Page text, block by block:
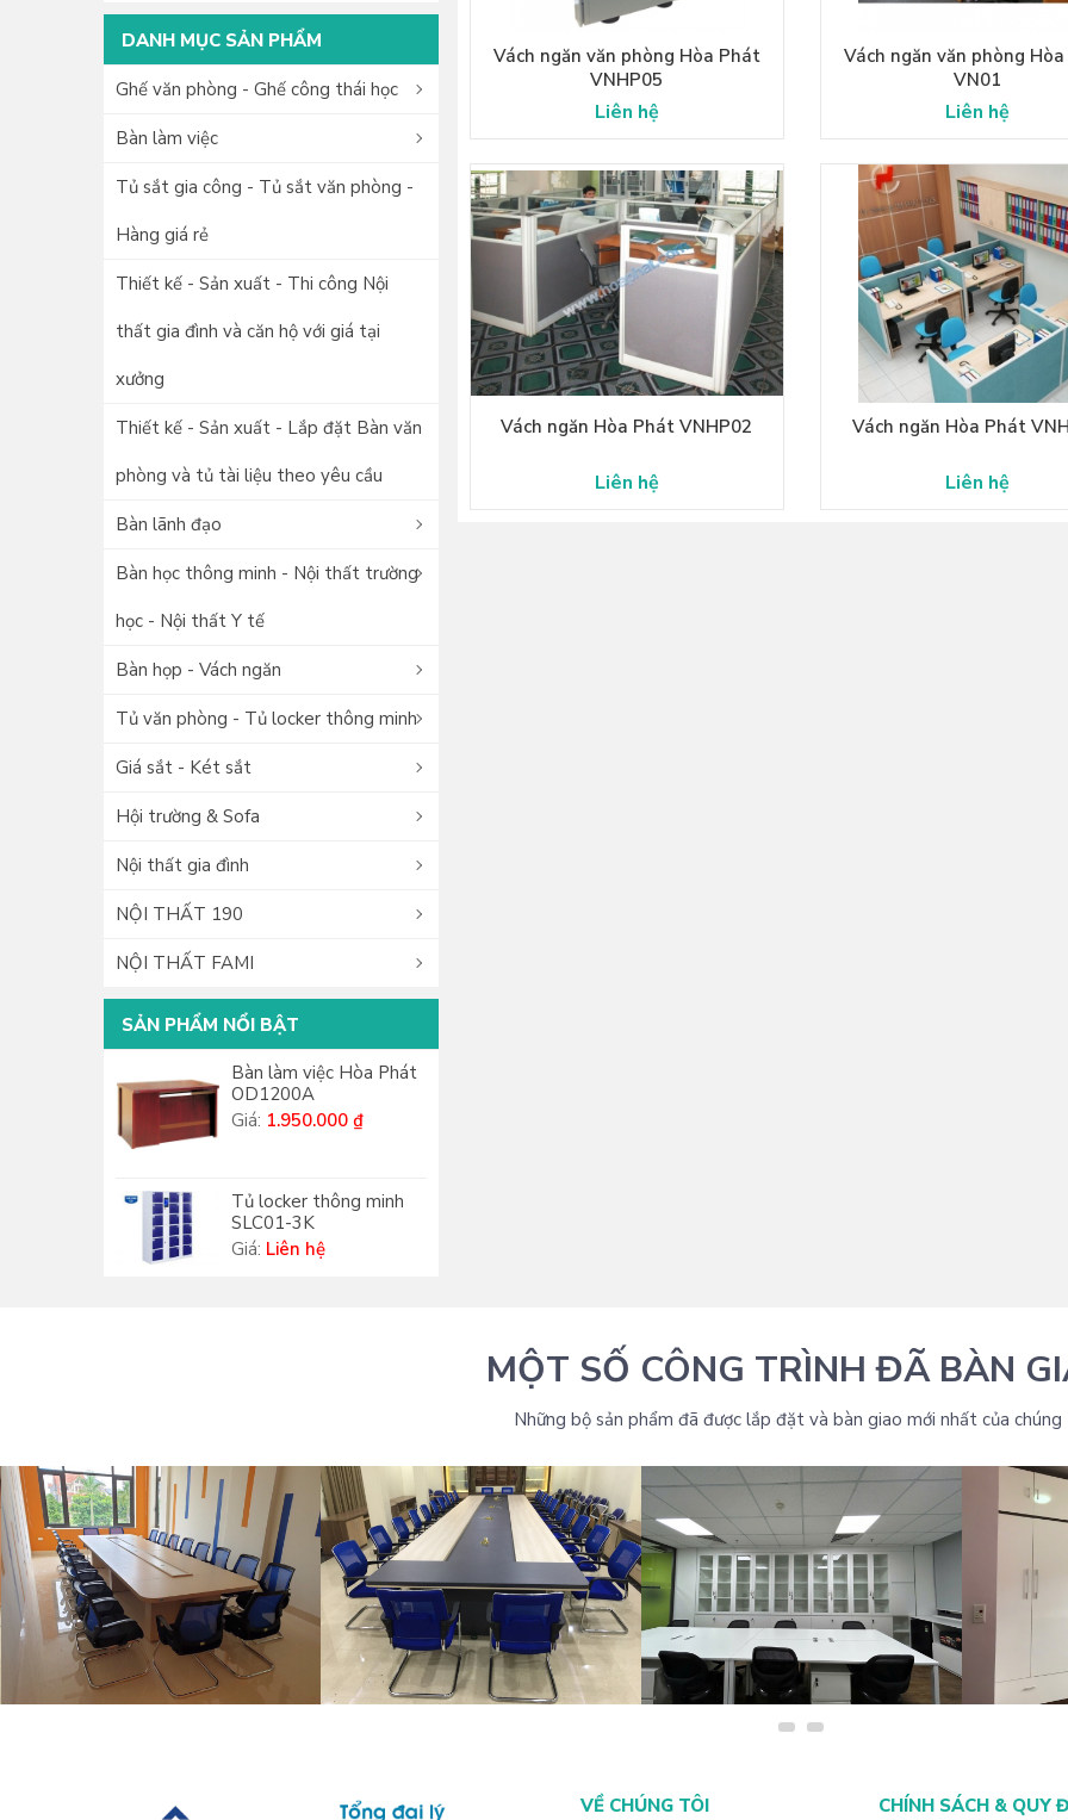
1.000.000đ - 2.000.000đ
2.000.000đ - 5.000.000đ
5.000.000đ - 10.000.000đ
Trên 10.000.000đ
DANH MỤC SẢN PHẨM
Ghế văn phòng - Ghế công thái học
Bàn làm việc
Tủ sắt gia công - Tủ sắt văn phòng -
Hàng giá rẻ
Thiết kế - Sản xuất - Thi công Nội
thất gia đình và căn hộ với giá tại
xưởng
Thiết kế - Sản xuất - Lắp đặt Bàn văn
phòng và tủ tài liệu theo yêu cầu
Bàn lãnh đạo
Bàn học thông minh - Nội thất trường
học - Nội thất Y tế
Bàn họp - Vách ngăn
Tủ văn phòng - Tủ locker thông minh
Giá sắt - Két sắt
Hội trường & Sofa
Nội thất gia đình
NỘI THẤT 190
NỘI THẤT FAMI
SẢN PHẨM NỔI BẬT
Bàn làm việc Hòa Phát
OD1200A
Giá: 1.950.000 ₫
Tủ locker thông minh
SLC01-3K
Giá: Liên hệ
Vách ngăn văn phòng Hòa Phát
VNHP05
Liên hệ
Vách ngăn văn phòng
VN01
Liên hệ
Vách ngăn Hòa Phát VNHP02
Liên hệ
Vách ngăn Hòa Phát
Liên hệ
MỘT SỐ CÔNG TRÌNH ĐÃ BÀN
Những bộ sản phẩm đã được lắp đặt và bàn giao mới nhất của
THIẾT KẾ NỘI THẤT VĂN PHÒNG
VỀ CHÚNG TÔI CHÍNH SÁCH & QUY